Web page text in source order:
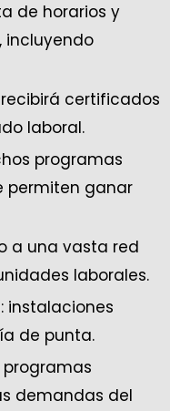
de horarios y
incluyendo
recibirá certificados
laboral.
programas
permiten ganar
a una vasta red
laborales.
: instalaciones
de punta.
programas
demandas del